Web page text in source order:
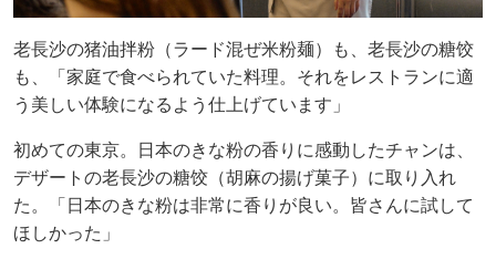
老長沙の猪油拌粉（ラード混ぜ米粉麺）も、老長沙の糖饺
も、「家庭で食べられていた料理。それをレストランに適
う美しい体験になるよう仕上げています」
初めての東京。日本のきな粉の香りに感動したチャンは、
デザートの老長沙の糖饺（胡麻の揚げ菓子）に取り入れ
た。「日本のきな粉は非常に香りが良い。皆さんに試して
ほしかった」